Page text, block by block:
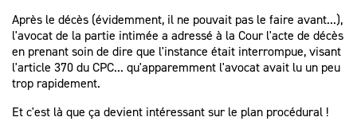
Après le décès (évidemment, il ne pouvait pas le faire avant...),
l'avocat de la partie intimée a adressé à la Cour l'acte de décès
en prenant soin de dire que l'instance était interrompue, visant
l'article 370 du CPC... qu'apparemment l'avocat avait lu un peu
trop rapidement.
Et c'est là que ça devient intéressant sur le plan procédural !